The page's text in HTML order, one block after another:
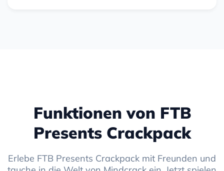
Funktionen von FTB
Presents Crackpack
Erlebe FTB Presents Crackpack mit Freunden und